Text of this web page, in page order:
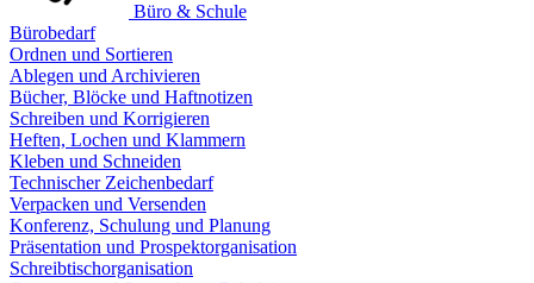
Büro & Schule
Bürobedarf
Ordnen und Sortieren
Ablegen und Archivieren
Bücher, Blöcke und Haftnotizen
Schreiben und Korrigieren
Heften, Lochen und Klammern
Kleben und Schneiden
Technischer Zeichenbedarf
Verpacken und Versenden
Konferenz, Schulung und Planung
Präsentation und Prospektorganisation
Schreibtischorganisation